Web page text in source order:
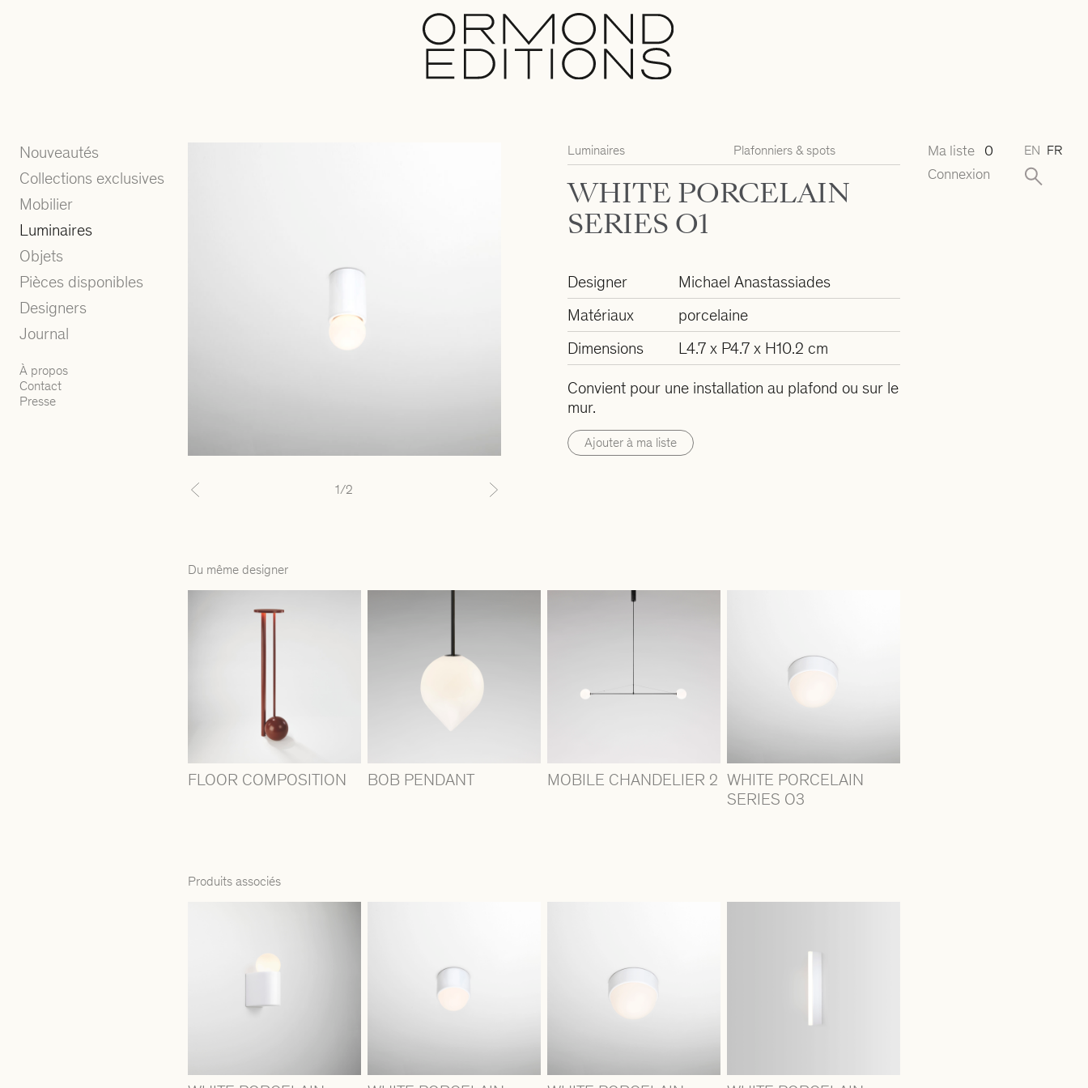
Nouveautés
Collections exclusives
Mobilier
Luminaires
Objets
Pièces disponibles
Designers
Journal
À propos
Contact
Presse
Previous 1/2
Luminaires Plafonniers & spots
WHITE PORCELAIN
SERIES O1
Designer
Michael Anastassiades
Matériaux
porcelaine
Dimensions
L4.7 x P4.7 x H10.2 cm
Convient pour une installation au plafond ou sur le
mur.
Ajouter à ma liste
Du même designer
FLOOR COMPOSITION BOB PENDANT MOBILE CHANDELIER 2 WHITE PORCELAIN
SERIES O3
Produits associés
Ma liste 0
Connexion
EN FR